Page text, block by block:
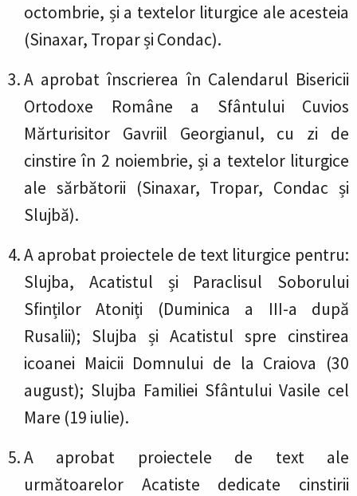
octombrie, și a textelor liturgice ale acesteia
(Sinaxar, Tropar și Condac).
A aprobat înscrierea în Calendarul Bisericii
Ortodoxe Române a Sfântului Cuvios
Mărturisitor Gavriil Georgianul, cu zi de
cinstire în 2 noiembrie, și a textelor liturgice
ale sărbătorii (Sinaxar, Tropar, Condac și
Slujbă).
A aprobat proiectele de text liturgice pentru:
Slujba, Acatistul și Paraclisul Soborului
Sfinților Atoniți (Duminica a III-a după
Rusalii); Slujba și Acatistul spre cinstirea
icoanei Maicii Domnului de la Craiova (30
august); Slujba Familiei Sfântului Vasile cel
Mare (19 iulie).
A aprobat proiectele de text ale
următoarelor Acatiste dedicate cinstirii